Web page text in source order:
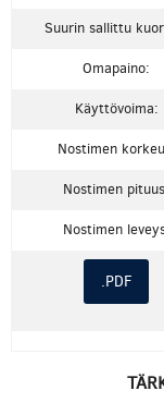
Suurin sallittu
Omapaino:
Käyttövoima:
Nostimen
Nostimen
Nostimen
.PDF